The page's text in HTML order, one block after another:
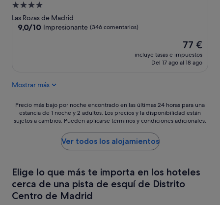
Alojamiento
de
4.0 estrellas
Las Rozas de Madrid
9.0
9,0/10 Impresionante (346 comentarios)
El
precio
actual
77 €
incluye tasas e impuestos
Del 17 ago al 18 ago
Mostrar más
Precio
más
bajo
las
últimas
24 horas
para
Precio más bajo por noche encontrado en las últimas 24 horas para una
estancia de 1 noche y 2 adultos. Los precios y la disponibilidad están
sujetos a cambios. Pueden aplicarse términos y condiciones adicionales.
Ver todos los alojamientos
Elige lo que más te importa en los hoteles
cerca de una pista de esquí de Distrito
Centro de Madrid